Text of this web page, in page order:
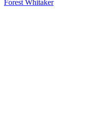
Forest Whitaker